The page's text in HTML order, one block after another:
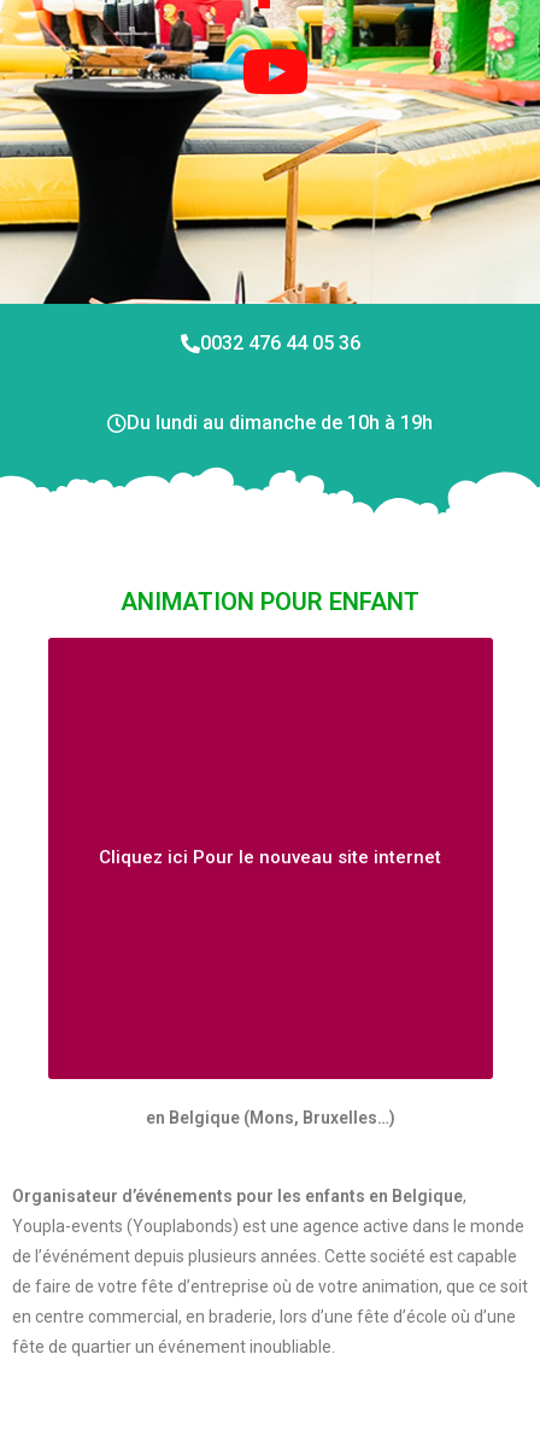
0032 476 44 05 36
Du lundi au dimanche de 10h à 19h
ANIMATION POUR ENFANT
Cliquez ici Pour le nouveau site internet
en Belgique (Mons, Bruxelles…)
Organisateur d’événements pour les enfants en Belgique,
Youpla-events (Youplabonds) est une agence active dans le monde
de l’événément depuis plusieurs années. Cette société est capable
de faire de votre fête d’entreprise où de votre animation, que ce soit
en centre commercial, en braderie, lors d’une fête d’école où d’une
fête de quartier un événement inoubliable.